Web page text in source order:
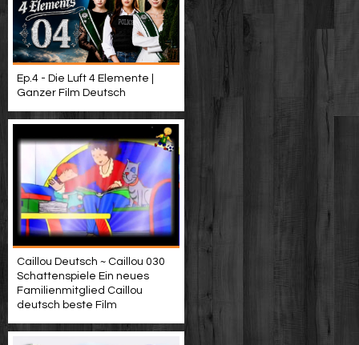
Ep.4 - Die Luft 4 Elemente |
Ganzer Film Deutsch
Caillou Deutsch ~ Caillou 030
Schattenspiele Ein neues
Familienmitglied Caillou
deutsch beste Film